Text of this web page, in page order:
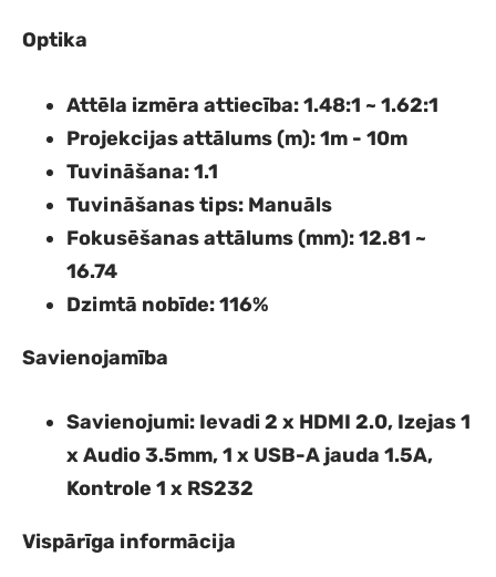
Optika
Attēla izmēra attiecība: 1.48:1 ~ 1.62:1
Projekcijas attālums (m): 1m - 10m
Tuvināšana: 1.1
Tuvināšanas tips: Manuāls
Fokusēšanas attālums (mm): 12.81 ~
16.74
Dzimtā nobīde: 116%
Savienojamība
Savienojumi: Ievadi 2 x HDMI 2.0, Izejas 1
x Audio 3.5mm, 1 x USB-A jauda 1.5A,
Kontrole 1 x RS232
Vispārīga informācija